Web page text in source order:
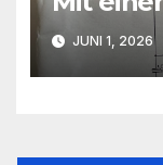
JUNI 1, 2026